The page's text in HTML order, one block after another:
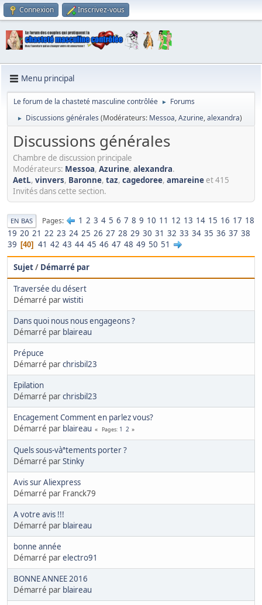
Connexion Inscrivez-vous
Menu principal
Le forum de la chasteté masculine contrôlée ► Forums
► Discussions générales (Modérateurs: Messoa,Azurine,alexandra)
Discussions générales
Chambre de discussion principale
Modérateurs: Messoa, Azurine, alexandra.
AetL, vinvers, Baronne, taz, cagedoree, amareine et 415
Invités dans cette section.
EN BAS Pages 1 2 3 4 5 6 7 8 9 10 11 12 13 14 15 16 17 18
19 20 21 22 23 24 25 26 27 28 29 30 31 32 33 34 35 36 37 38
39
40 41 42 43 44 45 46 47 48 49 50 51
Sujet/ Démarré par
Traversée du désert
Démarré parwistiti
Dans quoi nous nous engageons ?
Démarré par blaireau
Prépuce
Démarré parchrisbil23
Epilation
Démarré parchrisbil23
Encagement Comment en parlez vous?
Démarré par blaireau Pages 1 2
Quels sous-vàªtements porter ?
Démarré parStinky
Avis sur Aliexpress
Démarré par Franck79
A votre avis !!!
Démarré par blaireau
bonne année
Démarré parelectro91
BONNE ANNEE 2016
Démarré par blaireau